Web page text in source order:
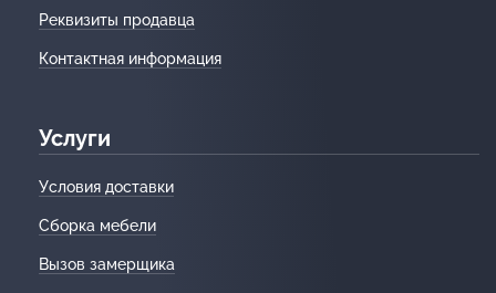
Реквизиты продавца
Контактная информация
Услуги
Условия доставки
Сборка мебели
Вызов замерщика